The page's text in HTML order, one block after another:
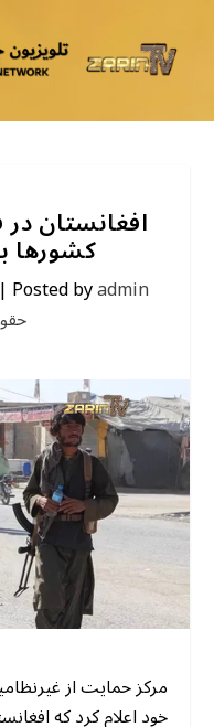
افغانستان
کشورها
Posted byadmin
مرکز حمایت از